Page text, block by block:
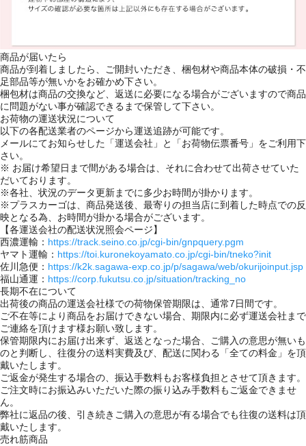
商品が届いたら
商品が到着しましたら、ご開封いただき、梱包材や商品本体の破損・不
足部品等が無いかをお確かめ下さい。
梱包材は商品の交換など、返送に必要になる場合がございますので商品
に問題がない事が確認できるまで保管して下さい。
お荷物の運送状況について
以下の各配送業者のページから運送追跡が可能です。
メールにてお知らせした「運送会社」と「お荷物伝票番号」をご利用下
さい。
※ お届け希望日まで間がある場合は、それに合わせて出荷させていた
だいております。
※各社、状況のデータ更新までに多少お時間が掛かります。
※プラスカーゴは、商品発送後、最寄りの担当店に到着した時点での反
映となる為、お時間が掛かる場合がございます。
【各運送会社の配送状況照会ページ】
西濃運輸： https://track.seino.co.jp/cgi-bin/gnpquery.pgm
ヤマト運輸： https://toi.kuronekoyamato.co.jp/cgi-bin/tneko?init
佐川急便： https://k2k.sagawa-exp.co.jp/p/sagawa/web/okurijoinput.jsp
福山通運： https://corp.fukutsu.co.jp/situation/tracking_no
長期不在について
出荷後の商品の運送会社様での荷物保管期限は、通常7日間です。
ご不在等により商品をお届けできない場合、期限内に必ず運送会社まで
ご連絡を頂けます様お願い致します。
保管期限内にお届け出来ず、返送となった場合、ご購入の意思が無いも
のと判断し、往復分の送料実費及び、配送に関わる「全ての料金」を頂
戴いたします。
ご返金が発生する場合の、振込手数料もお客様負担とさせて頂きます。
ご注文時にお振込みいただいた際の振り込み手数料もご返金できませ
ん。
弊社に返品の後、引き続きご購入の意思が有る場合でも往復の送料は頂
戴いたします。
売れ筋商品